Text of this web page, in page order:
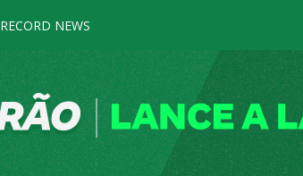
RECORD NEWS